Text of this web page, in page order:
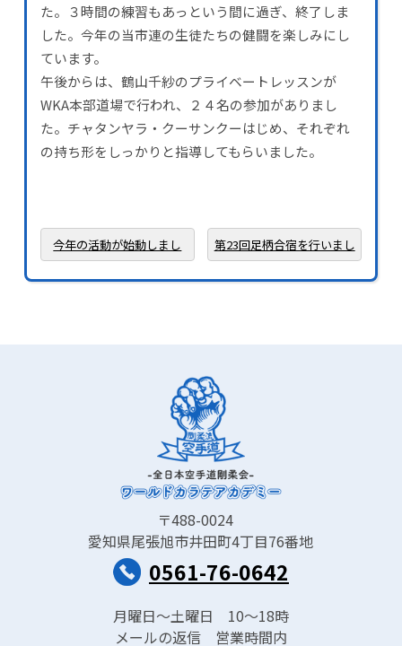
た。３時間の練習もあっという間に過ぎ、終了しま
した。今年の当市連の生徒たちの健闘を楽しみにし
ています。
午後からは、鶴山千紗のプライベートレッスンが
WKA本部道場で行われ、２４名の参加がありまし
た。チャタンヤラ・クーサンクーはじめ、それぞれ
の持ち形をしっかりと指導してもらいました。
今年の活動が始動しまし
た。
第23回足柄合宿を行いまし
た。
〒488-0024
愛知県尾張旭市井田町4丁目76番地
0561-76-0642
月曜日〜土曜日 10〜18時
メールの返信 営業時間内